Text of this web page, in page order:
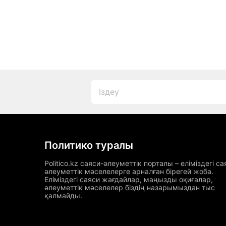
Политико туралы
Politico.kz саяси-әлеуметтік порталы – еліміздегі
әлеуметтік мәселелерге арналған бірегей жоба.
Еліміздегі саяси жағдайлар, маңызды оқиғалар,
әлеуметтік мәселелер біздің назарымыздан тыс
қалмайды.